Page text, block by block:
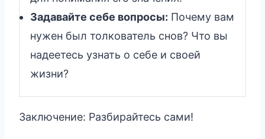
Задавайте себе вопросы: Почему вам
нужен был толкователь снов? Что вы
надеетесь узнать о себе и своей
жизни?
Заключение: Разбирайтесь сами!